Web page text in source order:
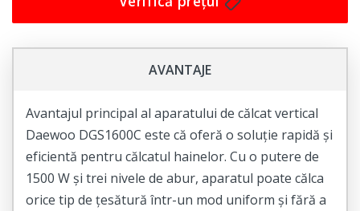
AVANTAJE
Avantajul principal al aparatului de călcat vertical
Daewoo DGS1600C este că oferă o soluție rapidă și
eficientă pentru călcatul hainelor. Cu o putere de
1500 W și trei nivele de abur, aparatul poate călca
orice tip de țesătură într-un mod uniform și fără a